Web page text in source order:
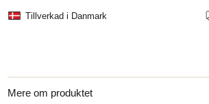
Tillverkad i Danmark
Mere om produktet